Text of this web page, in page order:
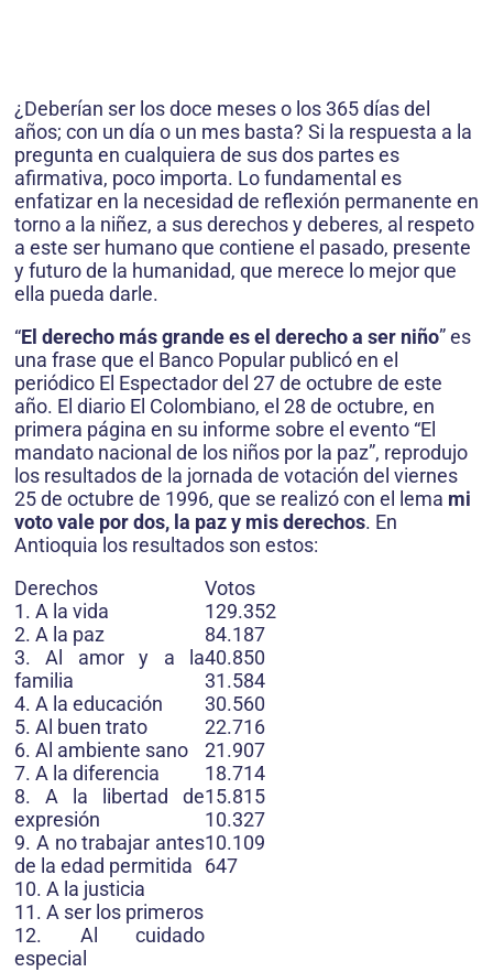
¿Deberían ser los doce meses o los 365 días del
años; con un día o un mes basta? Si la respuesta a la
pregunta en cualquiera de sus dos partes es
afirmativa, poco importa. Lo fundamental es
enfatizar en la necesidad de reflexión permanente en
torno a la niñez, a sus derechos y deberes, al respeto
a este ser humano que contiene el pasado, presente
y futuro de la humanidad, que merece lo mejor que
ella pueda darle.
“El derecho más grande es el derecho a ser niño” es
una frase que el Banco Popular publicó en el
periódico El Espectador del 27 de octubre de este
año. El diario El Colombiano, el 28 de octubre, en
primera página en su informe sobre el evento “El
mandato nacional de los niños por la paz”, reprodujo
los resultados de la jornada de votación del viernes
25 de octubre de 1996, que se realizó con el lema mi
voto vale por dos, la paz y mis derechos. En
Antioquia los resultados son estos:
Derechos
Votos
1. A la vida
2. A la paz
3. Al amor y a la
familia
4. A la educación
5. Al buen trato
6. Al ambiente sano
7. A la diferencia
8. A la libertad de
expresión
9. A no trabajar antes
de la edad permitida
10. A la justicia
11. A ser los primeros
12. Al cuidado
especial
129.352
84.187
40.850
31.584
30.560
22.716
21.907
18.714
15.815
10.327
10.109
647